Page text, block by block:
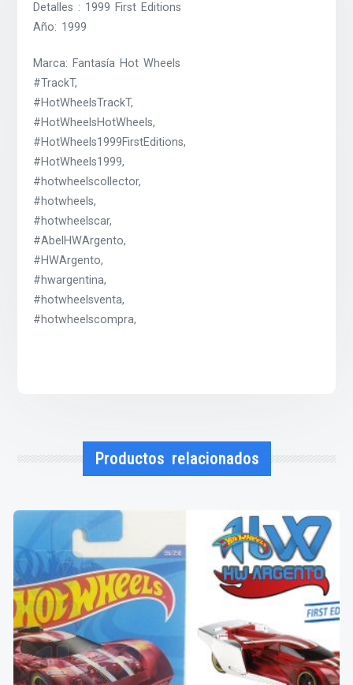
Detalles : 1999 First Editions
Año: 1999
Marca: Fantasía Hot Wheels
#TrackT,
#HotWheelsTrackT,
#HotWheelsHotWheels,
#HotWheels1999FirstEditions,
#HotWheels1999,
#hotwheelscollector,
#hotwheels,
#hotwheelscar,
#AbelHWArgento,
#HWArgento,
#hwargentina,
#hotwheelsventa,
#hotwheelscompra,
Productos relacionados